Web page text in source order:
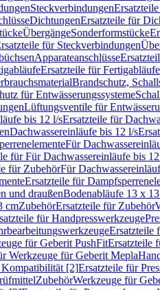
Steckverbindungen
DichtungenErsatzteile für
ÜbergängeSonderformstücke
für Steckverbindungen
Apparateanschlüsse
Ersatzteile für Fertigabläufe
Brandschutz,
für Entwässerungssysteme
Lüftungsventile für
bis 12 l/sErsatzteile für
Dachwassereinläufe bis 12 l/s
Für
für Für Dachwassereinläufe bis
für ZubehörFür
Ersatzteile für
und draußenBodenabläufe 13 x
cmZubehörErsatzteile für Zubehör
für Handpresswerkzeuge
Ersatzteile
für Geberit PushFitErsatzteile
Werkzeuge für Geberit Mepla
Kompatibilität [2]Ersatzteile für
ZubehörWerkzeuge für